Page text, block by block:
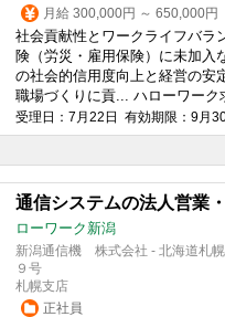
月給 300,000円 ～ 650,000円
社会貢献性とワークライフバラ
険（労災・雇用保険）に未加入
の社会的信用度向上と経営の安
職場づくりに貢... ハローワーク
受理日：7月22日 有効期限：9月
通信システムの法人営業
ローワーク新潟
新潟通信機 株式会社 - 北海道札
９号
札幌支店
正社員